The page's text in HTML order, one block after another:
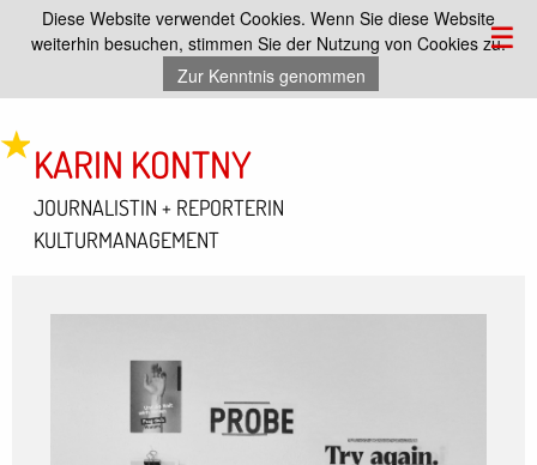
Diese Website verwendet Cookies. Wenn Sie diese Website
weiterhin besuchen, stimmen Sie der Nutzung von Cookies zu.
Zur Kenntnis genommen
☰
KARIN KONTNY
JOURNALISTIN + REPORTERIN
KULTURMANAGEMENT